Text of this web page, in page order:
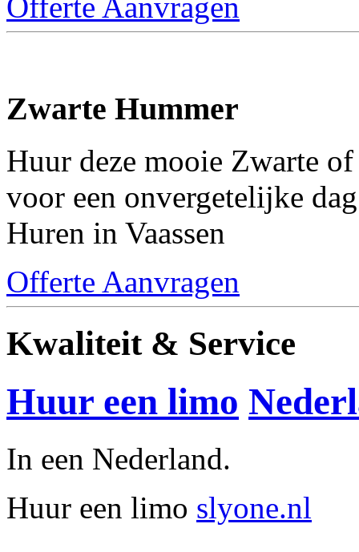
Zwarte Hummer
Huur deze mooie Zwarte
voor een onvergetelijke
Huren in Vaassen
Offerte Aanvragen
Kwaliteit & Service
Huur een limo
In een Nederland.
Huur een limo slyone.nl